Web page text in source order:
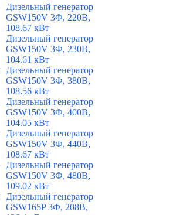
Дизельный генератор
GSW150V 3Ф, 220В,
108.67 кВт
Дизельный генератор
GSW150V 3Ф, 230В,
104.61 кВт
Дизельный генератор
GSW150V 3Ф, 380В,
108.56 кВт
Дизельный генератор
GSW150V 3Ф, 400В,
104.05 кВт
Дизельный генератор
GSW150V 3Ф, 440В,
108.67 кВт
Дизельный генератор
GSW150V 3Ф, 480В,
109.02 кВт
Дизельный генератор
GSW165P 3Ф, 208В,